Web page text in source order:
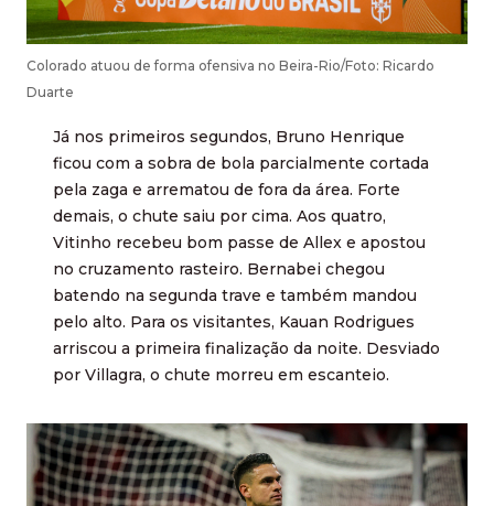
Colorado atuou de forma ofensiva no Beira-Rio/Foto: Ricardo
Duarte
Já nos primeiros segundos, Bruno Henrique
ficou com a sobra de bola parcialmente cortada
pela zaga e arrematou de fora da área. Forte
demais, o chute saiu por cima. Aos quatro,
Vitinho recebeu bom passe de Allex e apostou
no cruzamento rasteiro. Bernabei chegou
batendo na segunda trave e também mandou
pelo alto. Para os visitantes, Kauan Rodrigues
arriscou a primeira finalização da noite. Desviado
por Villagra, o chute morreu em escanteio.